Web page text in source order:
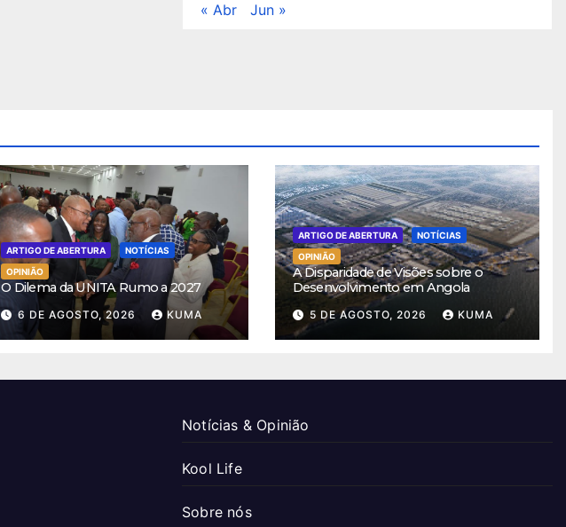
« Abr Jun »
ARTIGO DE ABERTURA
NOTÍCIAS
OPINIÃO
O Dilema da UNITA Rumo a 2027
6 DE AGOSTO, 2026 KUMA
ARTIGO DE ABERTURA
NOTÍCIAS
OPINIÃO
A Disparidade de Visões sobre o
Desenvolvimento em Angola
5 DE AGOSTO, 2026 KUMA
Notícias & Opinião
Kool Life
Sobre nós